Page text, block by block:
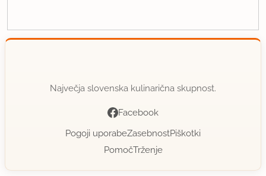
Največja slovenska kulinarična skupnost.
Facebook
Pogoji uporabeZasebnostPiškotki
PomočTrženje